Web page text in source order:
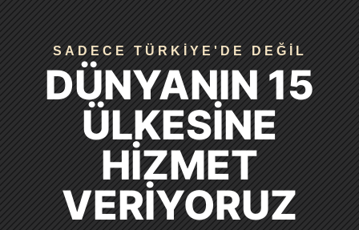
SADECE TÜRKIYE'DE DEĞIL
DÜNYANIN 15
ÜLKESINE
HIZMET
VERIYORUZ
DEMIRKIRAN ECU ILE
PROFESYONEL
CHIP TUNING
ILE TANIŞIN